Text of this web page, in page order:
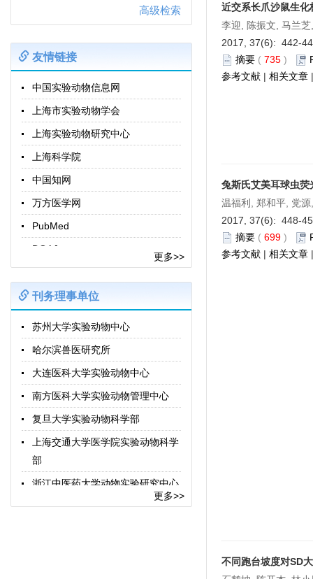
高级检索
友情链接
中国实验动物信息网
上海市实验动物学会
上海实验动物研究中心
上海科学院
中国知网
万方医学网
PubMed
DOAJ
Comparative Medicine
中国实验动物学报
中国比较医学杂志
中国图书馆分类法
术语在线
更多>>
刊务理事单位
苏州大学实验动物中心
哈尔滨兽医研究所
大连医科大学实验动物中心
南方医科大学实验动物管理中心
复旦大学实验动物科学部
上海交通大学医学院实验动物科学
部
浙江中医药大学动物实验研究中心
广东省医学实验动物中心
更多>>
近交系长爪沙鼠生
李迎, 陈振文, 马兰
2017, 37(6): 442-
摘要 ( 735 )
参考文献 | 相关文章
兔斯氏艾美耳球虫
温福利, 郑和平, 党
2017, 37(6): 448-
摘要 ( 699 )
参考文献 | 相关文章
不同跑台坡度对SD